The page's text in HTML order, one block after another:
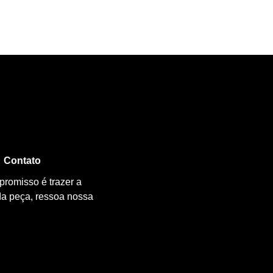
Contato
é trazer a
peça, ressoa nossa